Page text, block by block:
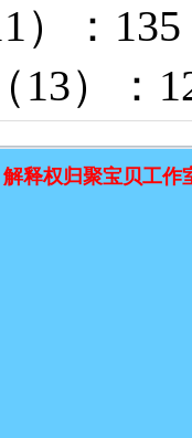
）：
13）：
解释权归聚宝贝工作